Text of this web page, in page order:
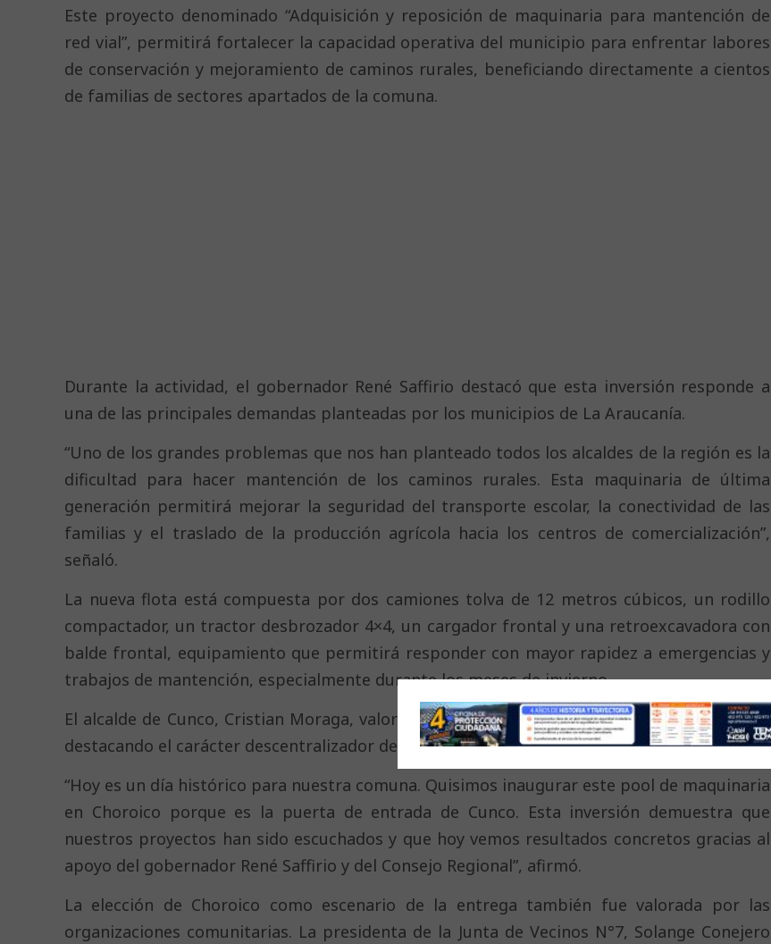
Este proyecto denominado “Adquisición y reposición de maquinaria para mantención de
red vial”, permitirá fortalecer la capacidad operativa del municipio para enfrentar labores
de conservación y mejoramiento de caminos rurales, beneficiando directamente a cientos
de familias de sectores apartados de la comuna.
Durante la actividad, el gobernador René Saffirio destacó que esta inversión responde a
una de las principales demandas planteadas por los municipios de La Araucanía.
“Uno de los grandes problemas que nos han planteado todos los alcaldes de la región es la
dificultad para hacer mantención de los caminos rurales. Esta maquinaria de última
generación permitirá mejorar la seguridad del transporte escolar, la conectividad de las
familias y el traslado de la producción agrícola hacia los centros de comercialización”,
señaló.
La nueva flota está compuesta por dos camiones tolva de 12 metros cúbicos, un rodillo
compactador, un tractor desbrozador 4×4, un cargador frontal y una retroexcavadora con
balde frontal, equipamiento que permitirá responder con mayor rapidez a emergencias y
trabajos de mantención, especialmente durante los meses de invierno.
El alcalde de Cunco, Cristian Moraga, valoró que la entrega se haya realizado en Choroico,
destacando el carácter descentralizador de la iniciativa.
“Hoy es un día histórico para nuestra comuna. Quisimos inaugurar este pool de maquinaria
en Choroico porque es la puerta de entrada de Cunco. Esta inversión demuestra que
nuestros proyectos han sido escuchados y que hoy vemos resultados concretos gracias al
apoyo del gobernador René Saffirio y del Consejo Regional”, afirmó.
La elección de Choroico como escenario de la entrega también fue valorada por las
organizaciones comunitarias. La presidenta de la Junta de Vecinos N°7, Solange Conejero